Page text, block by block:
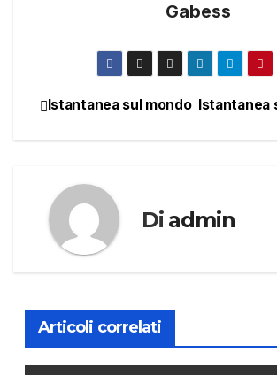
Gabess
NavigazioneIstantanea
Istantanea sul mondo
Di admin
Articoli correlati